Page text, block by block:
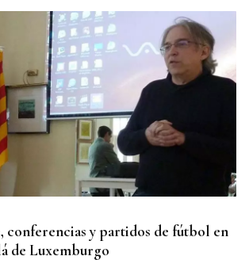
conferencias y partidos de fútbol en
de Luxemburgo